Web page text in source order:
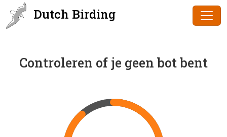
Dutch Birding
Controleren of je geen bot bent